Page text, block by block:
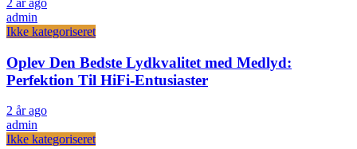
admin
Ikke kategoriseret
Oplev Den Bedste Lydkvalitet med Medlyd:
Perfektion Til HiFi-Entusiaster
2 år ago
admin
Ikke kategoriseret